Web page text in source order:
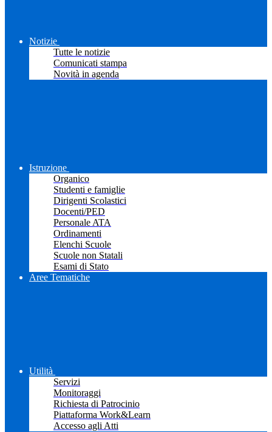
Notizie
Tutte le notizie
Comunicati stampa
Novità in agenda
Istruzione
Organico
Studenti e famiglie
Dirigenti Scolastici
Docenti/PED
Personale ATA
Ordinamenti
Elenchi Scuole
Scuole non Statali
Esami di Stato
Aree Tematiche
Utilità
Servizi
Monitoraggi
Richiesta di Patrocinio
Piattaforma Work&Learn
Accesso agli Atti